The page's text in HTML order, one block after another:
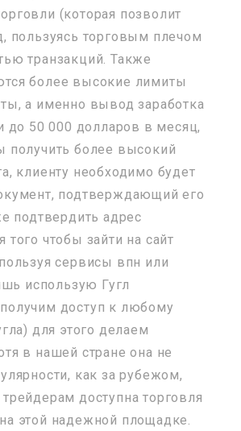
(которая позволит
пользуясь торговым плечом
транзакций. Также
более высокие лимиты
а именно вывод заработка
до 50 000 долларов в месяц,
получить более высокий
клиенту необходимо будет
подтверждающий его
подтвердить адрес
чтобы зайти на сайт
сервисы впн или
использую Гугл
доступ к любому
для этого делаем
в нашей стране она не
как за рубежом,
доступна торговля
этой надежной площадке.